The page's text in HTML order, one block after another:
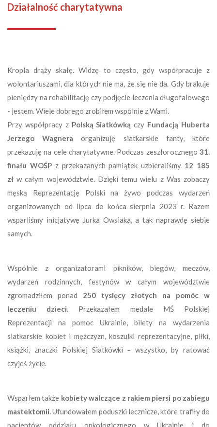
Działalność charytatywna
Kropla drąży skałę. Widzę to często, gdy współpracuje z
wolontariuszami, dla których nie ma, że się nie da. Gdy brakuje
pieniędzy na rehabilitację czy podjęcie leczenia długofalowego
- jestem. Wiele dobrego zrobiłem wspólnie z Wami.
Przy współpracy z Polską Siatkówką czy Fundacją Huberta
Jerzego Wagneraorganizuję siatkarskie fanty, które
przekazuję na cele charytatywne. Podczas zeszłorocznego 31.
finału WOŚPz przekazanych pamiątek uzbieraliśmy 12 185
zł w całym województwie. Dzięki temu wielu z Was zobaczy
męską Reprezentację Polski na żywo podczas wydarzeń
organizowanych od lipca do końca sierpnia 2023 r. Razem
wsparliśmy inicjatywę Jurka Owsiaka, a tak naprawdę siebie
samych.
Wspólnie z organizatorami pikników, biegów, meczów,
wydarzeń rodzinnych, festynów w całym województwie
zgromadziłem ponad 250 tysięcy złotych na pomóc w
leczeniu dzieci. Przekazałem medale MŚ Polskiej
Reprezentacji na pomoc Ukrainie, bilety na wydarzenia
siatkarskie kobiet i mężczyzn, koszulki reprezentacyjne, piłki,
książki, znaczki Polskiej Siatkówki – wszystko, by ratować
czyjeś życie.
Wsparłem także kobiety walczące z rakiem piersi po zabiegu
mastektomii.Ufundowałem poduszki lecznicze, które trafiły do
pacjentów oddziału onkologicznego w Ukrainie i do